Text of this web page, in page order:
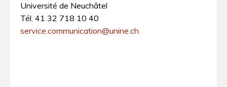
Université de Neuchâtel
Tél. 41 32 718 10 40
service.communication@unine.ch